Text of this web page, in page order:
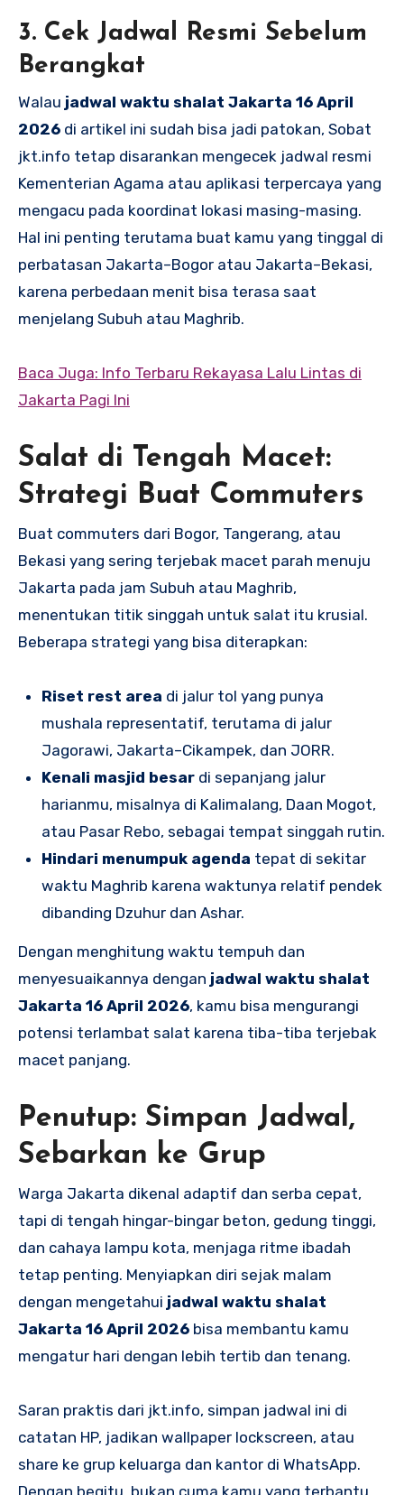
3. Cek Jadwal Resmi Sebelum
Berangkat
Walau jadwal waktu shalat Jakarta 16 April
2026 di artikel ini sudah bisa jadi patokan, Sobat
jkt.info tetap disarankan mengecek jadwal resmi
Kementerian Agama atau aplikasi terpercaya yang
mengacu pada koordinat lokasi masing-masing.
Hal ini penting terutama buat kamu yang tinggal di
perbatasan Jakarta–Bogor atau Jakarta–Bekasi,
karena perbedaan menit bisa terasa saat
menjelang Subuh atau Maghrib.
Baca Juga: Info Terbaru Rekayasa Lalu Lintas di
Jakarta Pagi Ini
Salat di Tengah Macet:
Strategi Buat Commuters
Buat commuters dari Bogor, Tangerang, atau
Bekasi yang sering terjebak macet parah menuju
Jakarta pada jam Subuh atau Maghrib,
menentukan titik singgah untuk salat itu krusial.
Beberapa strategi yang bisa diterapkan:
Riset rest area di jalur tol yang punya
mushala representatif, terutama di jalur
Jagorawi, Jakarta–Cikampek, dan JORR.
Kenali masjid besardi sepanjang jalur
harianmu, misalnya di Kalimalang, Daan Mogot,
atau Pasar Rebo, sebagai tempat singgah rutin.
Hindari menumpuk agenda tepat di sekitar
waktu Maghrib karena waktunya relatif pendek
dibanding Dzuhur dan Ashar.
Dengan menghitung waktu tempuh dan
menyesuaikannya dengan jadwal waktu shalat
Jakarta 16 April 2026, kamu bisa mengurangi
potensi terlambat salat karena tiba-tiba terjebak
macet panjang.
Penutup: Simpan Jadwal,
Sebarkan ke Grup
Warga Jakarta dikenal adaptif dan serba cepat,
tapi di tengah hingar-bingar beton, gedung tinggi,
dan cahaya lampu kota, menjaga ritme ibadah
tetap penting. Menyiapkan diri sejak malam
dengan mengetahui jadwal waktu shalat
Jakarta 16 April 2026 bisa membantu kamu
mengatur hari dengan lebih tertib dan tenang.
Saran praktis dari jkt.info, simpan jadwal ini di
catatan HP, jadikan wallpaper lockscreen, atau
share ke grup keluarga dan kantor di WhatsApp.